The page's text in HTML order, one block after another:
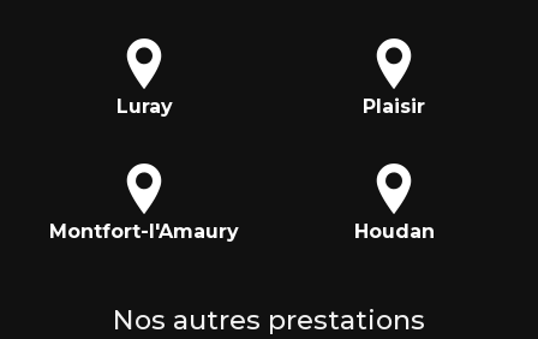
Luray Plaisir
Montfort-l'Amaury Houdan
Nos autres prestations